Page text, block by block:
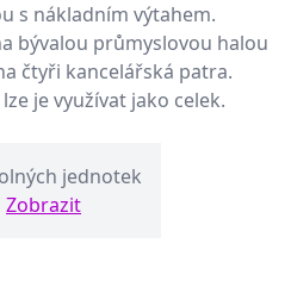
s nákladním výtahem.
bývalou průmyslovou halou
čtyři kancelářská patra.
je využívat jako celek.
jednotek
Zobrazit